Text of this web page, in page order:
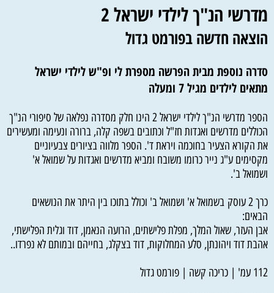
מדרשי הנ"ך לילדי ישראל 2
הוצאה חדשה בפורמט גדול
סדרה נוספת מבית הפרשה מספרת לי ופ"ש לילדי ישראל
מתאים לילדים מגיל 7 ומעלה
הספר מדרשי הנ"ך לילדי ישראל 2 הינו חלק מסדרה נפלאה של סיפורי הנ"ך
הכוללים מדרשים ואגדות חז"ל וכתובים בשפה קלה, ברורה ונעימה ומעשירים
את הקורא הצעיר בחוכמה ויראת ד'. הספר מלווה בציורים צבעיוניים
מקסימים ע"ג נייר כרומו משובח ומביא מדרשים ואגדות על שמואל א'
ושמואל ב'.
כרך 2 עוסק בשמואל א' ושמואל ב' וכולל בתוכו בין היתר את הנושאים
הבאים:
אבן העזר, שאול המלך, מפלת פלישתים, הרועה הנאמן, דוד וגלית הפלישתי,
אהבת דוד ויהונתן, סלע המחלוקות, דוד בצקלג, בחייהם ובמותם לא נפרדו..
112 עמ' | כריכה קשה | פורמט גדול